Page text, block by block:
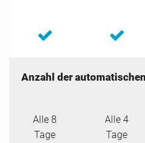
Anzahl der
Alle 8
Tage
Alle 4
Tage